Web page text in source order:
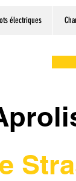
électriques